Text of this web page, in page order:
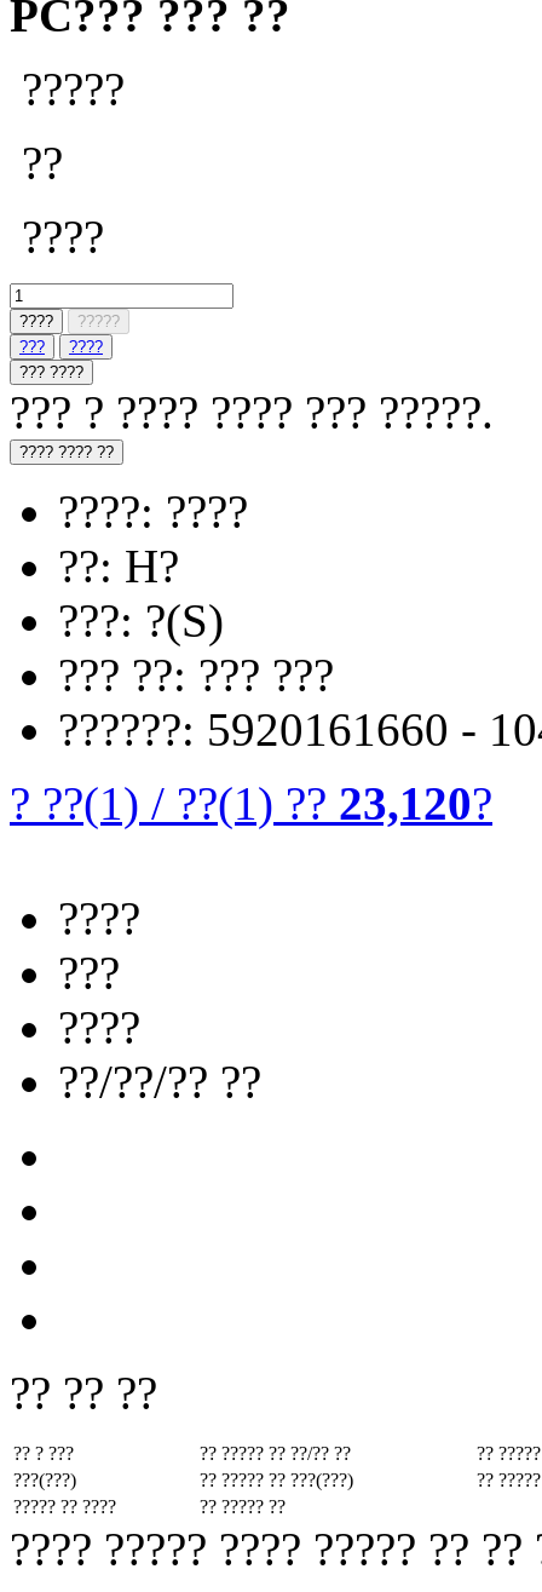
PC??? ??? ??
?????
??
????
????
?????
???
????
??? ????
??? ? ???? ???? ??? ?????.
???? ???? ??
????: ????
??: H?
???: ?(S)
??? ??: ??? ???
??????: 5920161660 -
? ??(1) / ??(1) ?? 23,120?
????
???
????
??/??/?? ??
?? ?? ??
?? ? ??? ?? ????? ?? ??/?? ??
??
???(???)
?? ????? ?? ???(???)
??
????? ?? ????
?? ????? ??
???? ????? ???? ????? ??